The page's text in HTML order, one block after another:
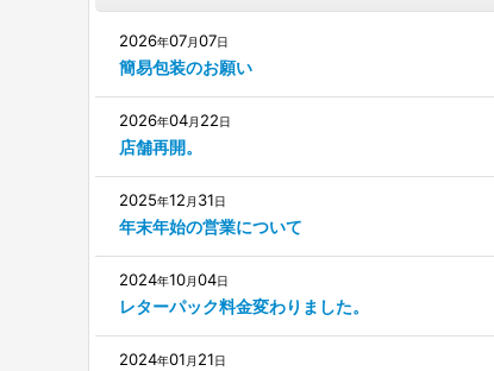
2026年07月07日
簡易包装のお願い
2026年04月 22日
店舗再開。
2025年12 月 31日
年末年始の営業について
2024年10月04日
レターパック料金変わりました。
2024年01 月 21日